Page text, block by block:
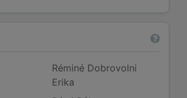
Réminé Dobrovolni
Erika